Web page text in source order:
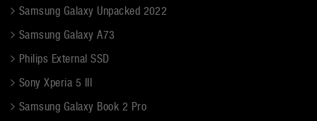
Samsung Galaxy Unpacked 2022
Samsung Galaxy A73
Philips External SSD
Sony Xperia 5 III
Samsung Galaxy Book 2 Pro